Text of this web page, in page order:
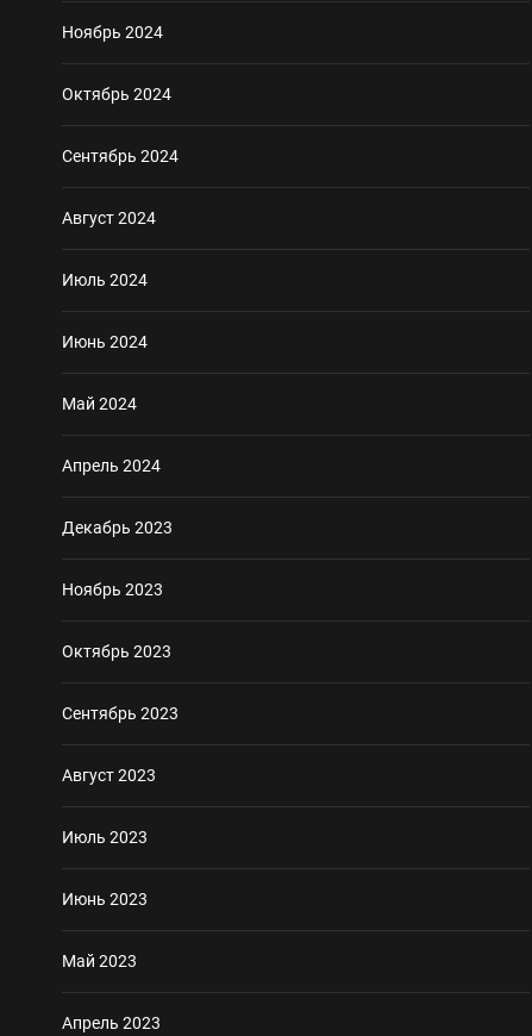
Ноябрь 2024
Октябрь 2024
Сентябрь 2024
Август 2024
Июль 2024
Июнь 2024
Май 2024
Апрель 2024
Декабрь 2023
Ноябрь 2023
Октябрь 2023
Сентябрь 2023
Август 2023
Июль 2023
Июнь 2023
Май 2023
Апрель 2023